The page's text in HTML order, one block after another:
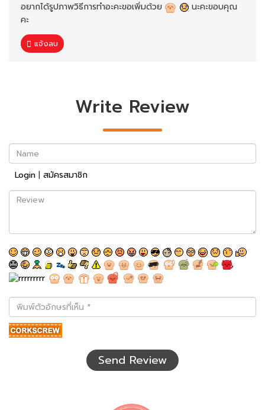
อยากได้รูปภาพวิธีการทำอะคะขอเพิ่มด้วย
นะคะขอบคุณ
คะ
แจ้งลบ
Write Review
Name
Login | สมัครสมาชิก
Review
พิมพ์
ตัว
อักษร
ที่
Send Review